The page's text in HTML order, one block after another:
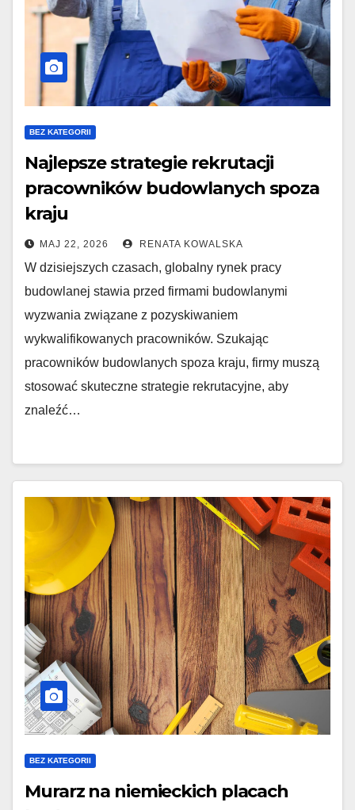
BEZ KATEGORII
Najlepsze strategie rekrutacji
pracowników budowlanych spoza
kraju
MAJ 22, 2026 RENATA KOWALSKA
W dzisiejszych czasach, globalny rynek pracy
budowlanej stawia przed firmami budowlanymi
wyzwania związane z pozyskiwaniem
wykwalifikowanych pracowników. Szukając
pracowników budowlanych spoza kraju, firmy muszą
stosować skuteczne strategie rekrutacyjne, aby
znaleźć…
BEZ KATEGORII
Murarz na niemieckich placach